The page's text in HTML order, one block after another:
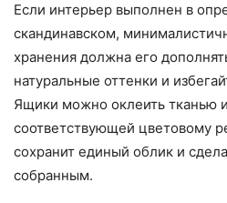
Если интерьер выполнен в
скандинавском,
хранения должна его
натуральные оттенки и
Ящики можно оклеить тканью
соответствующей цветовому
сохранит единый облик и
собранным.